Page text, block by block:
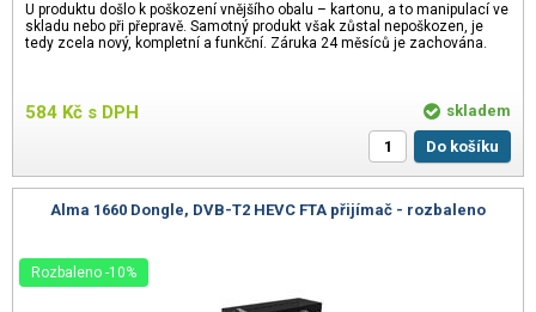
U produktu došlo k poškození vnějšího obalu – kartonu, a to manipulací ve
skladu nebo při přepravě. Samotný produkt však zůstal nepoškozen, je
tedy zcela nový, kompletní a funkční. Záruka 24 měsíců je zachována.
584 Kč s DPH
skladem
Do košíku
Alma 1660 Dongle, DVB-T2 HEVC FTA přijímač - rozbaleno
Rozbaleno -10%